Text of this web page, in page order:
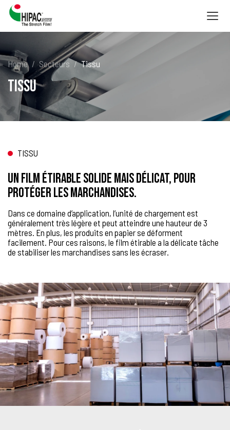
Home Secteurs Tissu
Tissu
TISSU
Un film étirable solide mais délicat, pour
protéger les marchandises.
Dans ce domaine d’application, l’unité de chargement est
généralement très légère et peut atteindre une hauteur de 3
mètres. En plus, les produits en papier se déforment
facilement. Pour ces raisons, le film étirable a la délicate tâche
de stabiliser les marchandises sans les écraser.